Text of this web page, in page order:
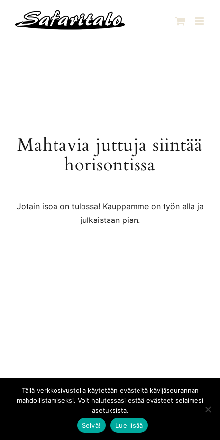
Mahtavia juttuja siintää
horisontissa
Jotain isoa on tulossa! Kauppamme on työn alla ja
julkaistaan pian.
Tällä verkkosivustolla käytetään evästeitä kävijäseurannan
mahdollistamiseksi. Voit halutessasi estää evästeet selaimesi
asetuksista.
Selvä!
Lue lisää